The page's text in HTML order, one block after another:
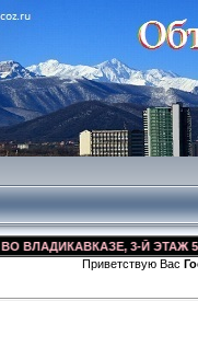
3-Й ЭТАЖ 5-
Приветствую Вас